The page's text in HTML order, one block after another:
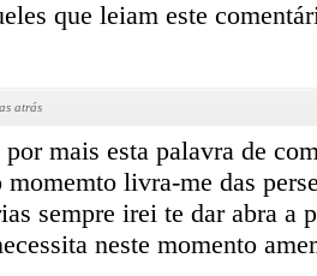
que leiam este
atrás
mais esta palavra de
livra-me das
sempre irei te dar abra a
neste momento